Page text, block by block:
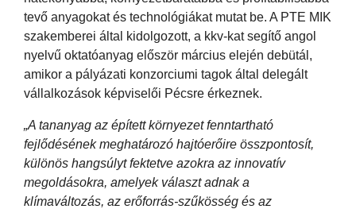
tevő anyagokat és technológiákat mutat be. A PTE MIK
szakemberei által kidolgozott, a kkv-kat segítő angol
nyelvű oktatóanyag először március elején debütál,
amikor a pályázati konzorciumi tagok által delegált
vállalkozások képviselői Pécsre érkeznek.
„A tananyag az épített környezet fenntartható
fejlődésének meghatározó hajtóerőire összpontosít,
különös hangsúlyt fektetve azokra az innovatív
megoldásokra, amelyek választ adnak a
klímaváltozás, az erőforrás-szűkösség és az